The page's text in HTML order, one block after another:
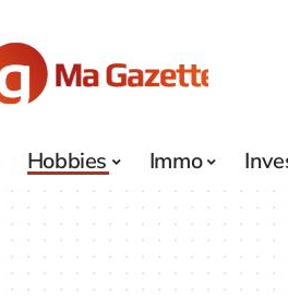
Hobbies Immo